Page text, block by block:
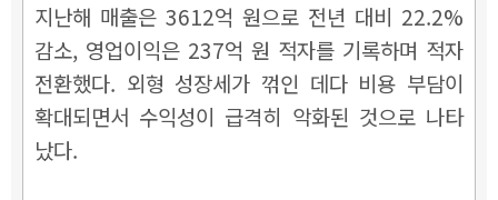
지난해 매출은 3612억 원으로 전년 대비 22.2%
감소, 영업이익은 237억 원 적자를 기록하며 적자
전환했다. 외형 성장세가 꺾인 데다 비용 부담이
확대되면서 수익성이 급격히 악화된 것으로 나타
났다.